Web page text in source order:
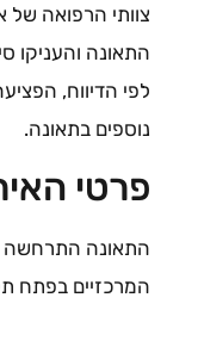
צוותי הרפואה של
התאונה והעניקו
לפי הדיווח,
נוספים בתאונה.
פרטי
התאונה התרחשה
המרכזיים בפתח